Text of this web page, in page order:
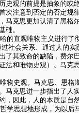
史观的前提是抽象的
次注意到否定的否定
马克思更加认清了黑
础。
直观唯物主义进行了
社会关系、通过人的
了其致命的缺陷，费
法和唯物史观）。马
史观。马克思、恩格
马克思进一步指出了
因此，人的本质是自
思想地形成，为以后